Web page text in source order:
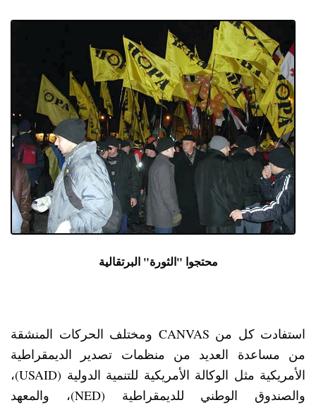
محتجوا "الثورة" البرتقالية
استفادت كل من CANVAS ومختلف الحركات المنشقة
من مساعدة العديد من منظمات تصدير الديمقراطية
الأمريكية مثل الوكالة الأمريكية للتنمية الدولية (USAID)،
والصندوق الوطني للديمقراطية (NED)، والمعهد